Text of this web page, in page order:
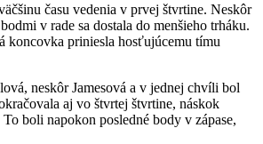
času vedenia v prvej štvrtine. Neskôr
v rade sa dostala do menšieho trháku.
koncovka priniesla hosťujúcemu tímu
neskôr Jamesová a v jednej chvíli bol
aj vo štvrtej štvrtine, náskok
boli napokon posledné body v zápase,